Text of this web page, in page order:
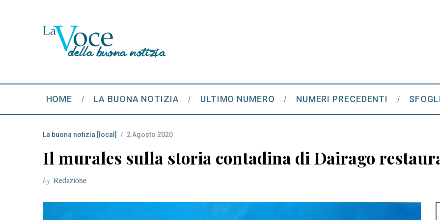
HOME LA BUONA NOTIZIA ULTIMO NUMERO NUMERI PRECEDENTI
La buona notizia [local] 2 Agosto 2020
Il murales sulla storia contadina di Dairago
by Redazione